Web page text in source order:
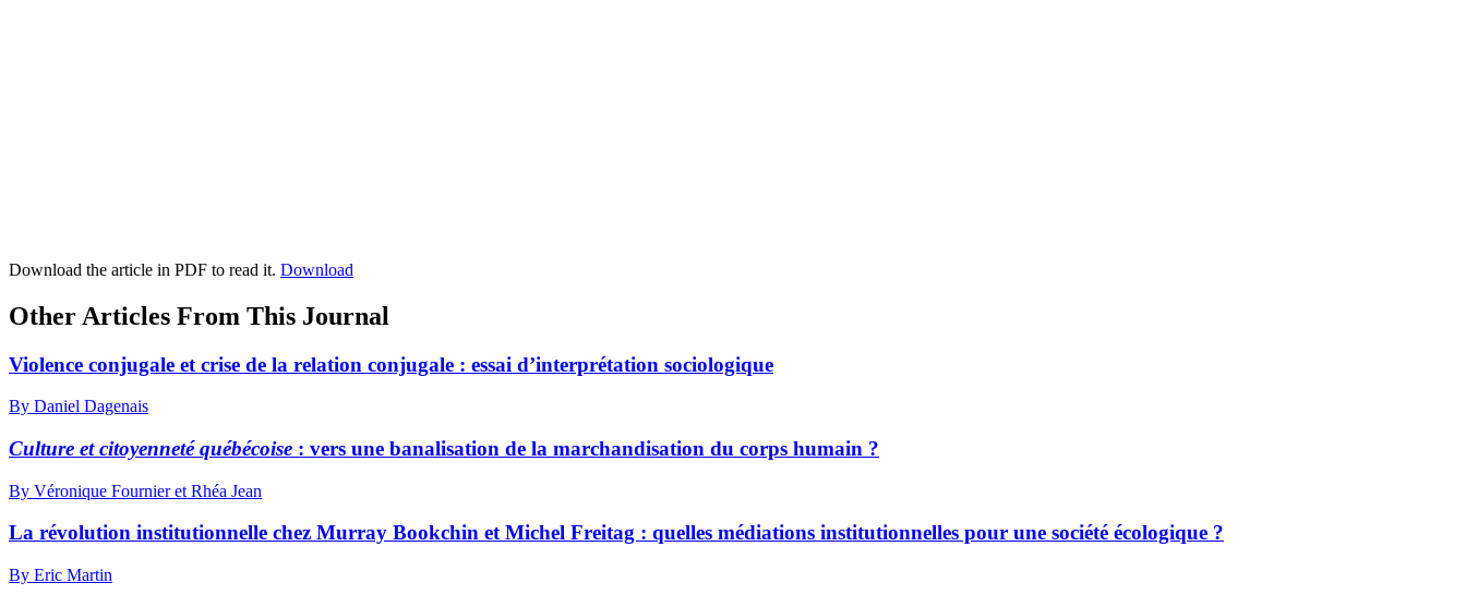
Download the article in PDF to read it. Download
Other Articles From This Journal
Violence conjugale et crise de la relation conjugale : essai d’interprétation sociologique
By Daniel Dagenais
Culture et citoyenneté québécoise : vers une banalisation de la marchandisation du corps humain ?
By Véronique Fournier et Rhéa Jean
La révolution institutionnelle chez Murray Bookchin et Michel Freitag : quelles médiations institutionnelles pour une société écologique ?
By Eric Martin